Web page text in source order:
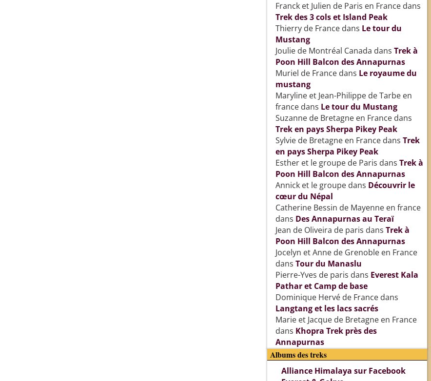
Franck et Julien de Paris en Francedans
Trek des 3 cols et Island Peak
Thierry de Francedans Le tour du
Mustang
Joulie de Montréal Canada dans Trek à
Poon Hill Balcon des Annapurnas
Muriel de Francedans Le royaume du
mustang
Maryline et Jean-Philippe de Tarbe en
francedans Le tour du Mustang
Suzanne de Bretagne en Francedans
Trek en pays Sherpa Pikey Peak
Sylvie de Bretagne en Francedans Trek
en pays Sherpa Pikey Peak
Esther et le groupe de Paris dans Trek à
Poon Hill Balcon des Annapurnas
Annick et le groupedans Découvrir le
cœur du Népal
Catherine Bessin de Mayenne en france
dans Des Annapurnas au Teraï
Jean de Oliveira de paris dans Trek à
Poon Hill Balcon des Annapurnas
Jocelyn et Anne de Grenoble en France
dans Tour du Manaslu
Pierre-Yves de paris dans Everest Kala
Pathar et Camp de base
Dominique Hervé de Francedans
Langtang et les lacs sacrés
Marie et Jacque de Bretagne en France
dans Khopra Trek près des
Annapurnas
Albums des treks
Alliance Himalaya sur Facebook